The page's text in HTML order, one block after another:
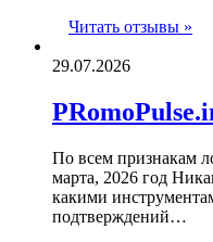
Читать отзывы »
29.07.2026
По всем признакам
марта, 2026 год
какими
подтверждений…